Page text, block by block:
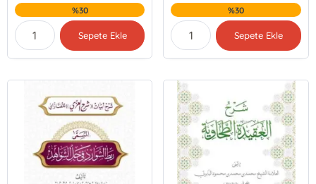
%30
Sepete Ekle
%30
Sepete Ekle